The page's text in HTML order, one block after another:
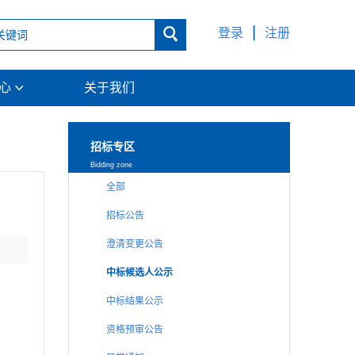
登录 注册

 关于我们
招标专区
Bidding zone
全部
招标公告
澄清变更公告
中标候选人公示
中标结果公示
资格预审公告